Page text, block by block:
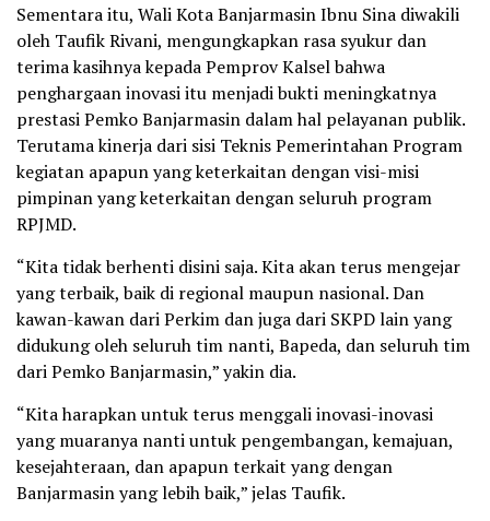
Sementara itu, Wali Kota Banjarmasin Ibnu Sina diwakili
oleh Taufik Rivani, mengungkapkan rasa syukur dan
terima kasihnya kepada Pemprov Kalsel bahwa
penghargaan inovasi itu menjadi bukti meningkatnya
prestasi Pemko Banjarmasin dalam hal pelayanan publik.
Terutama kinerja dari sisi Teknis Pemerintahan Program
kegiatan apapun yang keterkaitan dengan visi-misi
pimpinan yang keterkaitan dengan seluruh program
RPJMD.
“Kita tidak berhenti disini saja. Kita akan terus mengejar
yang terbaik, baik di regional maupun nasional. Dan
kawan-kawan dari Perkim dan juga dari SKPD lain yang
didukung oleh seluruh tim nanti, Bapeda, dan seluruh tim
dari Pemko Banjarmasin,” yakin dia.
“Kita harapkan untuk terus menggali inovasi-inovasi
yang muaranya nanti untuk pengembangan, kemajuan,
kesejahteraan, dan apapun terkait yang dengan
Banjarmasin yang lebih baik,” jelas Taufik.